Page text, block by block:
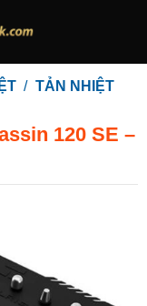
/ TẢN NHIỆT
120 SE –